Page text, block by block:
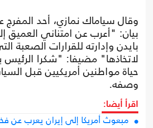
وقال سياماك نمازي، أحد
بيان: "أعرب عن امتناني العميق
بايدن وإدارته للقرارات الصعبة
لاتخاذها" مضيفا: "شكرا الرئيس
حياة مواطنين أمريكيين قبل
وصفه.
اقرأ أيضا:
مبعوث أمريكا إلى إيران يعرب عن